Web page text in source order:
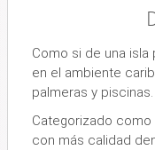
Como si de una
en el ambiente
palmeras y piscinas.
Categorizado
con más calidad